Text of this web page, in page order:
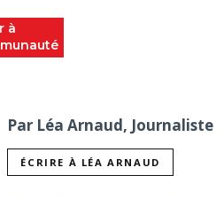
à
Par Léa Arnaud, Journaliste
ÉCRIRE À LÉA ARNAUD